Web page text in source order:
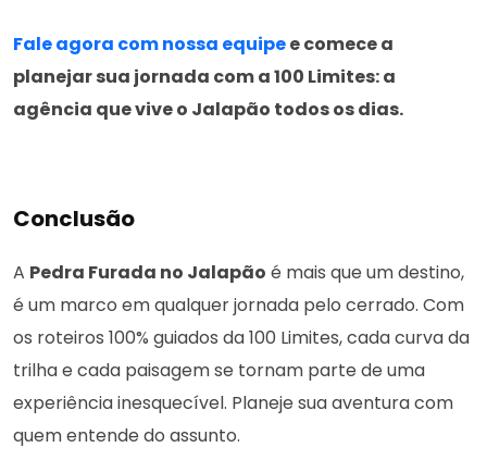
Fale agora com nossa equipee comece a
planejar sua jornada com a 100 Limites: a
agência que vive o Jalapão todos os dias.
Conclusão
A Pedra Furada no Jalapão é mais que um destino,
é um marco em qualquer jornada pelo cerrado. Com
os roteiros 100% guiados da 100 Limites, cada curva da
trilha e cada paisagem se tornam parte de uma
experiência inesquecível. Planeje sua aventura com
quem entende do assunto.